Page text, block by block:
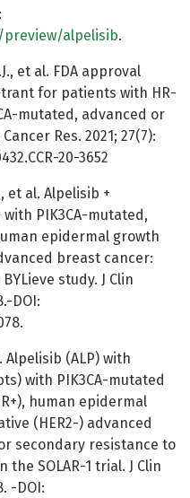
alpelisib.
et al. FDA approval
for patients with HR-
mutated, advanced or
Res. 2021; 27(7):
20-3652
et al. Alpelisib +
PIK3CA-mutated,
epidermal growth
breast cancer:
study. J Clin
DOI:
Alpelisib (ALP) with
with PIK3CA-mutated
human epidermal
(HER2-) advanced
secondary resistance to
SOLAR-1 trial. J Clin
-DOI: